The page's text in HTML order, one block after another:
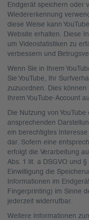
Endgerät speichern oder
Wiedererkennung
diese Weise kann
Website erhalten. Diese
um Videostatistiken zu
verbessern und
Wenn Sie in Ihrem
Sie YouTube, Ihr
zuzuordnen. Dies
Ihrem YouTube-Account
Die Nutzung von
ansprechenden
ein berechtigtes
dar. Sofern eine
erfolgt die Verarbeitung
Abs. 1 lit. a DSGVO und
Einwilligung die
Informationen im
Fingerprinting) im Sinne
jederzeit widerrufbar.
Weitere Informationen